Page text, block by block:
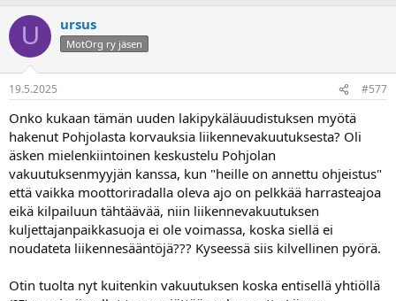
U ursus
MotOrg ry jäsen
19.5.2025 #577
Onko kukaan tämän uuden lakipykäläuudistuksen myötä
hakenut Pohjolasta korvauksia liikennevakuutuksesta? Oli
äsken mielenkiintoinen keskustelu Pohjolan
vakuutuksenmyyjän kanssa, kun "heille on annettu ohjeistus"
että vaikka moottoriradalla oleva ajo on pelkkää harrasteajoa
eikä kilpailuun tähtäävää, niin liikennevakuutuksen
kuljettajanpaikkasuoja ei ole voimassa, koska siellä ei
noudateta liikennesääntöjä??? Kyseessä siis kilvellinen pyörä.
Otin tuolta nyt kuitenkin vakuutuksen koska entisellä yhtiöllä